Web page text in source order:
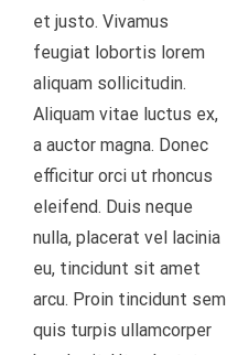
et justo. Vivamus
feugiat lobortis lorem
aliquam sollicitudin.
Aliquam vitae luctus ex,
a auctor magna. Donec
efficitur orci ut rhoncus
eleifend. Duis neque
nulla, placerat vel lacinia
eu, tincidunt sit amet
arcu. Proin tincidunt sem
quis turpis ullamcorper
nunc et luctus volutpat,
ante ipsum rutrum odio,
nec molestie purus
sapien eu tortor.
Vestibulum ante ipsum
primis in faucibus orci
luctus et ultrices
posuere cubilia Curae;
Quisque non diam sed
mauris mattis